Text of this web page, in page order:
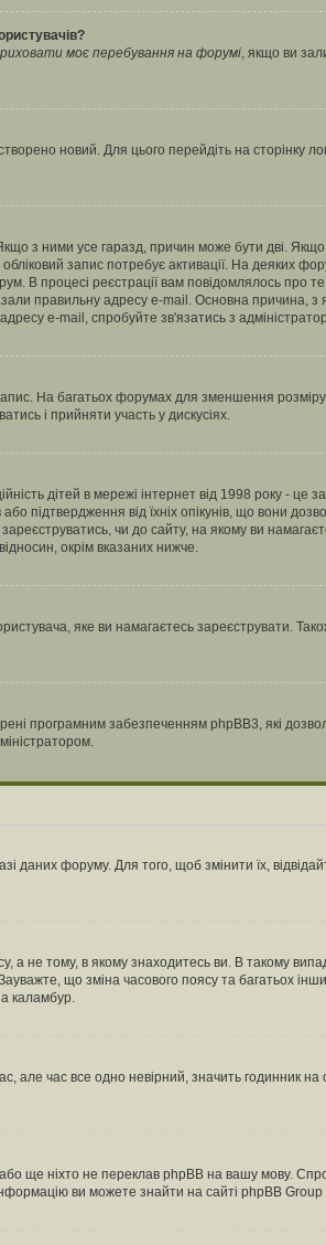
моє перебування на форумі, якщо ви
новий. Для цього перейдіть на сторінку
з ними усе гаразд, причин може бути дві.
запис потребує активації. На деяких
В процесі реєстрації вам повідомлялось
правильну адресу e-mail. Основна причина, з
e-mail, спробуйте зв'язатись з
На багатьох форумах для зменшення розміру
і прийняти участь у дискусіях.
дітей в мережі інтернет від 1998 року - це
підтвердження від їхніх опікунів, що вони
чи до сайту, на якому ви
окрім вказаних нижче.
яке ви намагаєтесь зареєструвати.
програмним забезпеченням phpBB3, які
даних форуму. Для того, щоб змінити їх,
а не тому, в якому знаходитесь ви. В такому
що зміна часового поясу та багатьох
каламбур.
але час все одно невірний, значить годинник
ще ніхто не переклав phpBB на вашу мову.
ви можете знайти на сайті phpBB Group